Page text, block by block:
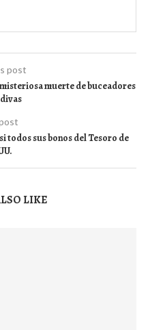
post
muerte de buceadores
todos sus bonos del Tesoro de
LIKE